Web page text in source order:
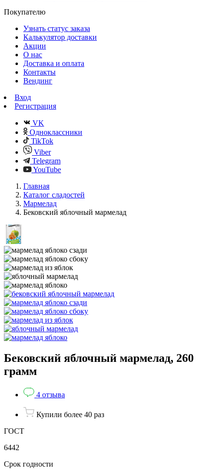
Покупателю
Узнать статус заказа
Калькулятор доставки
Акции
О нас
Доставка и оплата
Контакты
Вендинг
Вход
Регистрация
VK
Одноклассники
TikTok
Viber
Telegram
YouTube
Главная
Каталог сладостей
Мармелад
Бековский яблочный мармелад
Бековский яблочный мармелад, 260
грамм
4 отзыва
Купили более 40 раз
ГОСТ
6442
Срок годности